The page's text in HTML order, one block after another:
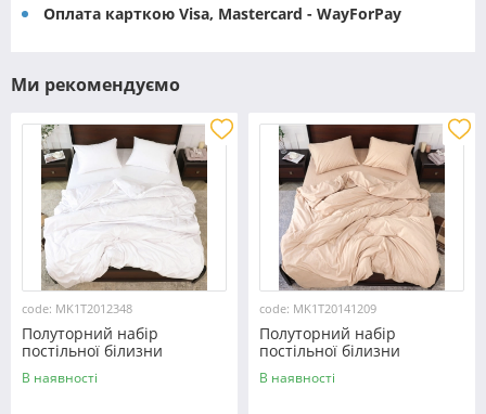
Оплата карткою Visa, Mastercard - WayForPay
Ми рекомендуємо
code: MK1T2012348
Полуторний набір
постільної білизни
150*220 із мікрофібри
№2012348 Черешенка™
В наявності
code: MK1T20141209
Полуторний набір
постільної білизни
150*220 із мікрофібри
№20141209 Черешенка™
В наявності